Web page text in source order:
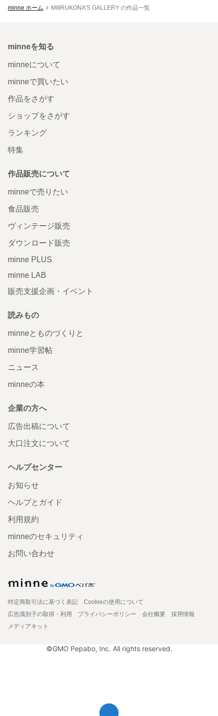
minne ホーム MIIIRUKONA'S GALLERY の作品一覧
minneを知る
minneについて
minneで買いたい
作品をさがす
ショップをさがす
ランキング
特集
作品販売について
minneで売りたい
食品販売
ヴィンテージ販売
ダウンロード販売
minne PLUS
minne LAB
販売支援企画・イベント
読みもの
minneとものづくりと
minne学習帖
ニュース
minneの本
企業の方へ
広告出稿について
大口注文について
ヘルプセンター
お知らせ
ヘルプとガイド
利用規約
minneのセキュリティ
お問い合わせ
特定商取引法に基づく表記
Cookieの使用について
広告識別子の取得・利用
プライバシーポリシー 会社概要
採用情報
メディアキット
©GMO Pepabo, Inc. All rights reserved.